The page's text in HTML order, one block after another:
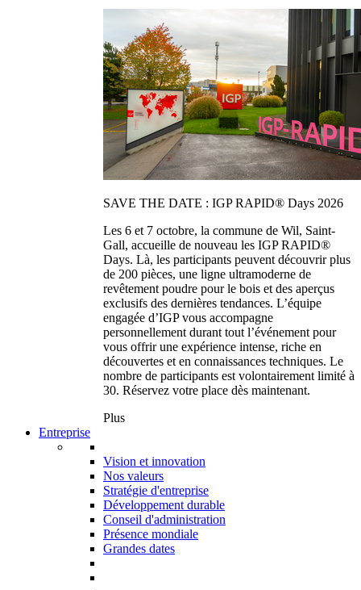
SAVE THE DATE : IGP RAPID® Days 2026
Les 6 et 7 octobre, la commune de Wil, Saint-
Gall, accueille de nouveau les IGP RAPID®
Days. Là, les participants peuvent découvrir plus
de 200 pièces, une ligne ultramoderne de
revêtement poudre pour le bois et des aperçus
exclusifs des dernières tendances. L’équipe
engagée d’IGP vous accompagne
personnellement durant tout l’événement pour
vous offrir une expérience intense, riche en
découvertes et en connaissances techniques. Le
nombre de participants est volontairement limité à
30. Réservez votre place dès maintenant.
Plus
Entreprise
Vision et innovation
Nos valeurs
Stratégie d'entreprise
Développement durable
Conseil d'administration
Présence mondiale
Grandes dates